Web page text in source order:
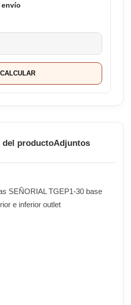
CALCULAR
del productoAdjuntos
SEÑORIAL TGEP1-30 base
e inferior outlet